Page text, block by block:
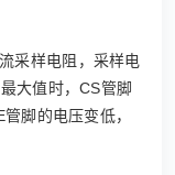
采样电阻，采样电
大值时，CS管脚
脚的电压变低，